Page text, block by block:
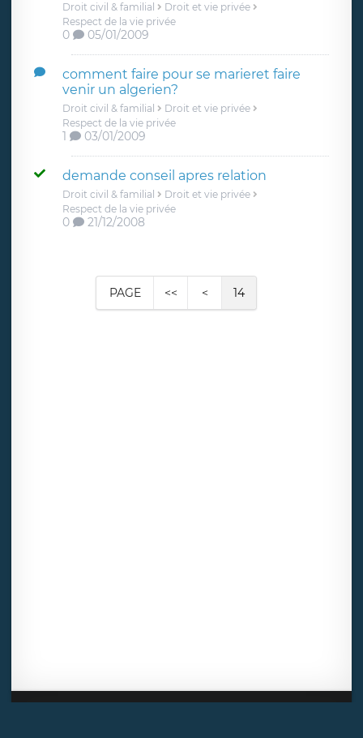
Droit civil & familial
Droit et vie privée
Respect de la vie privée
0 05/01/2009
comment faire pour se marieret faire
venir un algerien?
Droit civil & familial
Droit et vie privée
Respect de la vie privée
1 03/01/2009
demande conseil apres relation
Droit civil & familial
Droit et vie privée
Respect de la vie privée
0 21/12/2008
PAGE << < 14